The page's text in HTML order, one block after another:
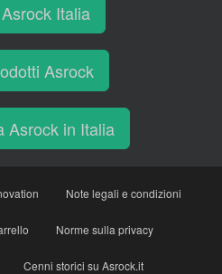
Italia
Asrock
Asrock in Italia
Note legali e condizioni
Norme sulla privacy
Cenni storici su Asrock.it